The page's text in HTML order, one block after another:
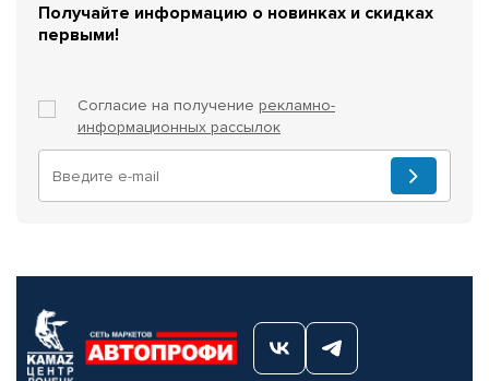
Получайте информацию о новинках и скидках
первыми!
Согласие на получение рекламно-
информационных рассылок